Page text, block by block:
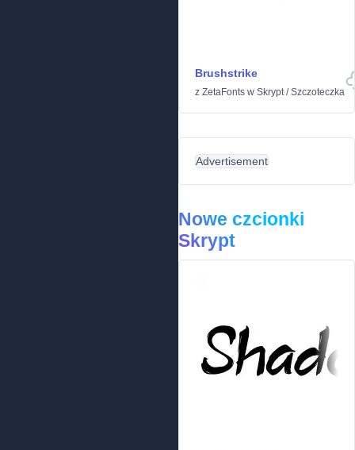
Brushstrike
z ZetaFonts w Skrypt/Szczoteczka
Advertisement
Nowe czcionki
Skrypt